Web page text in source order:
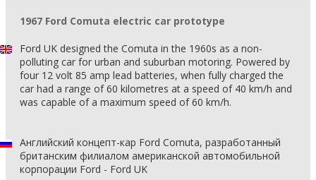
1967 Ford Comuta electric car prototype
Ford UK designed the Comuta in the 1960s as a non-
polluting car for urban and suburban motoring. Powered by
four 12 volt 85 amp lead batteries, when fully charged the
car had a range of 60 kilometres at a speed of 40 km/h and
was capable of a maximum speed of 60 km/h.
Английский концепт-кар Ford Comuta, разработанный
британским филиалом американской автомобильной
корпорации Ford - Ford UK